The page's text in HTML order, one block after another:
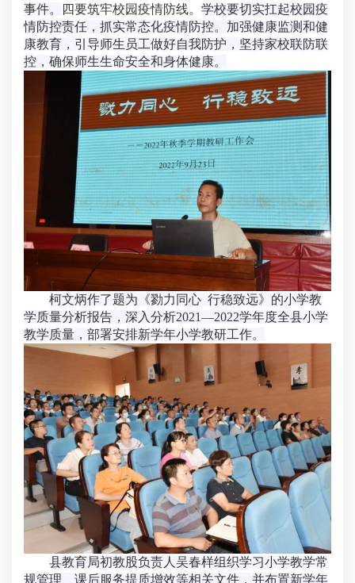
事件。
四要筑牢校园疫情防线。 学校要切实扛起校园疫
情防控责任，抓实常态化疫情防控。加强健康监测和健
康教育，引导师生员工做好自我防护，坚持家校联防联
控，确保师生生命安全和身体健康。
柯文炳作了题为《勠力同心 行稳致远》的小学教
学质量分析报告，深入分析2021—2022学年度全县小学
教学质量，部署安排新学年小学教研工作。
县教育局初教股负责人吴春样组织学习小学教学常
规管理、课后服务提质增效等相关文件，并布置新学年